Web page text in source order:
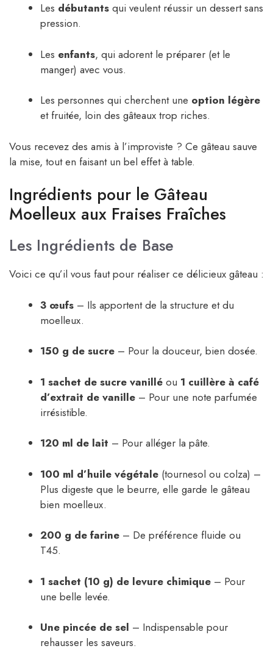
Les débutants qui veulent réussir un dessert sans
pression.
Les enfants, qui adorent le préparer (et le
manger) avec vous.
Les personnes qui cherchent une option légère
et fruitée, loin des gâteaux trop riches.
Vous recevez des amis à l’improviste ? Ce gâteau sauve
la mise, tout en faisant un bel effet à table.
Ingrédients pour le Gâteau
Moelleux aux Fraises Fraîches
Les Ingrédients de Base
Voici ce qu’il vous faut pour réaliser ce délicieux gâteau :
3 œufs – Ils apportent de la structure et du
moelleux.
150 g de sucre – Pour la douceur, bien dosée.
1 sachet de sucre vanillé ou 1 cuillère à café
d’extrait de vanille – Pour une note parfumée
irrésistible.
120 ml de lait – Pour alléger la pâte.
100 ml d’huile végétale (tournesol ou colza) –
Plus digeste que le beurre, elle garde le gâteau
bien moelleux.
200 g de farine – De préférence fluide ou
T45.
1 sachet (10 g) de levure chimique – Pour
une belle levée.
Une pincée de sel – Indispensable pour
rehausser les saveurs.